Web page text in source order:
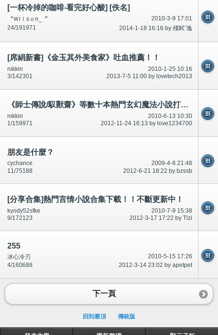
[一杯冷掉的咖啡‧看完好心酸] [佚名]
2010-3-9 17:01
〝Ｗiｌsｏn_〞
2014-1-18 16:16 by 殘弒ˇ逸
24/191971
[席絹新書]《金玉其外美食家》吐血推薦！！
2010-1-25 10:16
nikkin
2013-7-5 11:00 by lovetech2013
3/142301
《師士傳說/馭獸齋》等數十本熱門玄幻魔法小說打包下載！
2010-6-13 10:30
nikkin
2012-11-24 16:13 by love1234700
1/159971
朋友是什麼？
2009-4-8 21:48
cychance
2012-6-21 18:22 by bzssb
11/75188
[分享合集]熱門言情小說合集下載！！不斷更新中！
2010-7-9 15:38
kyody52sfke
2012-3-17 17:22 by T!zi
9/172123
255
2010-5-15 17:26
冰心冷刃
2012-3-14 23:02 by apetpet
4/160688
下一頁
回到最頂 傳統版